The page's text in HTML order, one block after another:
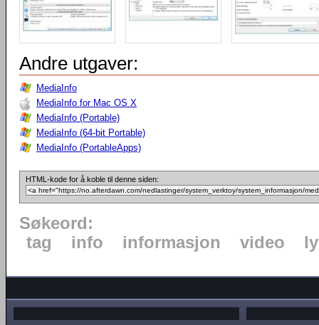
Andre utgaver:
MediaInfo
MediaInfo for Mac OS X
MediaInfo (Portable)
MediaInfo (64-bit Portable)
MediaInfo (PortableApps)
HTML-kode for å koble til denne siden:
Søkeord:
tag
info informasjon video